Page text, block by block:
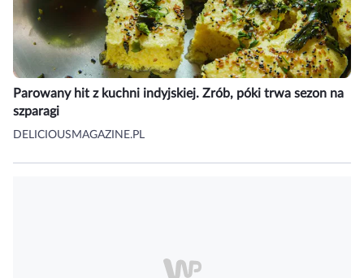
Parowany hit z kuchni indyjskiej. Zrób, póki trwa sezon na
szparagi
DELICIOUSMAGAZINE.PL